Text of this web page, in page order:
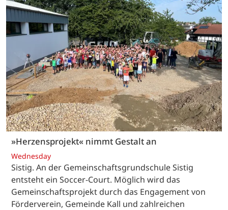
»Herzensprojekt« nimmt Gestalt an
Wednesday
Sistig. An der Gemeinschaftsgrundschule Sistig
entsteht ein Soccer-Court. Möglich wird das
Gemeinschaftsprojekt durch das Engagement von
Förderverein, Gemeinde Kall und zahlreichen